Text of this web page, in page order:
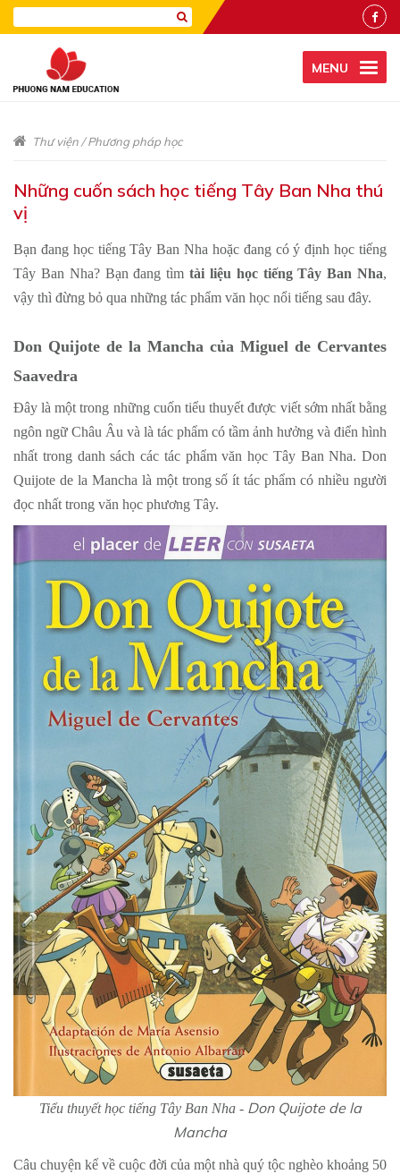
MENU
Thư viện/Phương pháp học
Những cuốn sách học tiếng Tây Ban Nha thú
vị
Bạn đang học tiếng Tây Ban Nha hoặc đang có ý định học tiếng
Tây Ban Nha? Bạn đang tìm tài liệu học tiếng Tây Ban Nha,
vậy thì đừng bỏ qua những tác phẩm văn học nổi tiếng sau đây.
Don Quijote de la Mancha của Miguel de Cervantes
Saavedra
Đây là một trong những cuốn tiểu thuyết được viết sớm nhất bằng
ngôn ngữ Châu Âu và là tác phẩm có tầm ảnh hưởng và điển hình
nhất trong danh sách các tác phẩm văn học Tây Ban Nha. Don
Quijote de la Mancha là một trong số ít tác phẩm có nhiều người
đọc nhất trong văn học phương Tây.
Tiểu thuyết học tiếng Tây Ban Nha - Don Quijote de la
Mancha
Câu chuyện kể về cuộc đời của một nhà quý tộc nghèo khoảng 50